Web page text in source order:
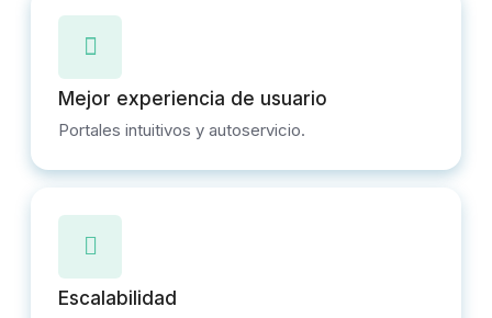
Mejor experiencia de usuario
Portales intuitivos y autoservicio.
Escalabilidad